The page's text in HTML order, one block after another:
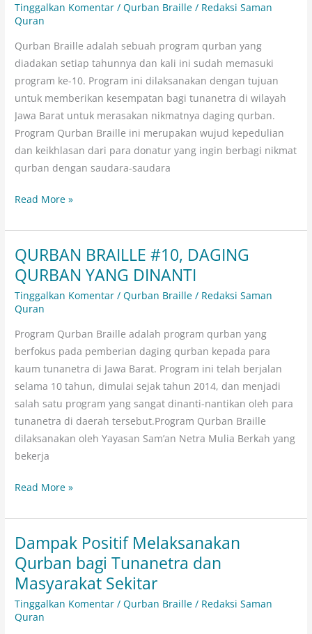
Tinggalkan Komentar /Qurban Braille / Redaksi Saman
Quran
Qurban Braille adalah sebuah program qurban yang
diadakan setiap tahunnya dan kali ini sudah memasuki
program ke-10. Program ini dilaksanakan dengan tujuan
untuk memberikan kesempatan bagi tunanetra di wilayah
Jawa Barat untuk merasakan nikmatnya daging qurban.
Program Qurban Braille ini merupakan wujud kepedulian
dan keikhlasan dari para donatur yang ingin berbagi nikmat
qurban dengan saudara-saudara
Tunanetra
Mendapatkan
Daging
Qurban
Read More »
QURBAN BRAILLE #10, DAGING
QURBAN YANG DINANTI
Tinggalkan Komentar /Qurban Braille / Redaksi Saman
Quran
Program Qurban Braille adalah program qurban yang
berfokus pada pemberian daging qurban kepada para
kaum tunanetra di Jawa Barat. Program ini telah berjalan
selama 10 tahun, dimulai sejak tahun 2014, dan menjadi
salah satu program yang sangat dinanti-nantikan oleh para
tunanetra di daerah tersebut.Program Qurban Braille
dilaksanakan oleh Yayasan Sam’an Netra Mulia Berkah yang
bekerja
QURBAN
BRAILLE
#10,
DAGING
YANG
DINANTI
Read More »
Dampak Positif Melaksanakan
Qurban bagi Tunanetra dan
Masyarakat Sekitar
Tinggalkan Komentar /Qurban Braille / Redaksi Saman
Quran
Dampak
Positif
Melaksanakan
Qurban
bagi